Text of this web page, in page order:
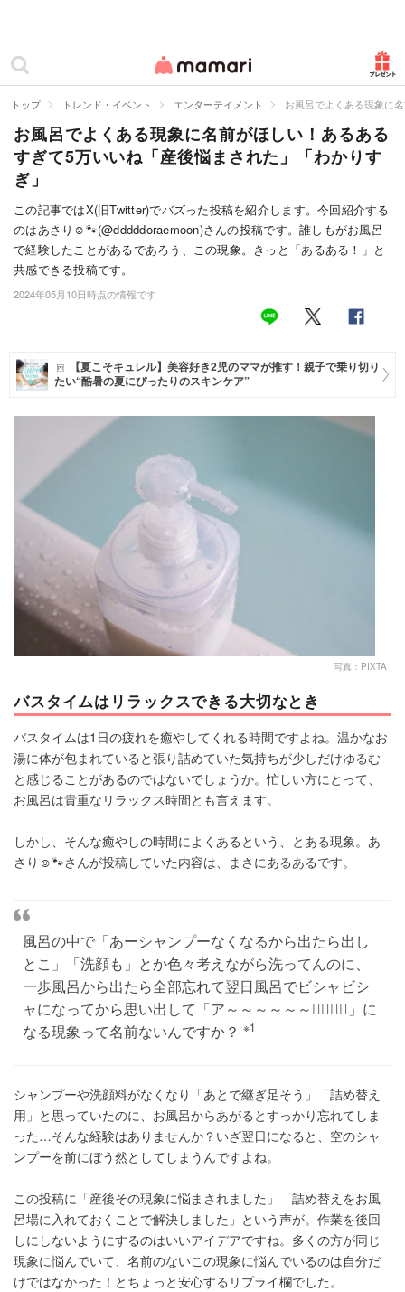
ママリ
カテゴリー一覧
妊娠
出産
赤ちゃん・育児
子育て・家族
お仕事
トレンド・イベント
トップ トレンド・イベント エンターテイメント お風呂でよくある現象に
お風呂でよくある現象に名前がほしい！あるある
すぎて5万いいね「産後悩まされた」「わかりす
ぎ」
この記事ではX(旧Twitter)でバズった投稿を紹介します。今回紹介する
のはあさり☺︎🐾(@dddddoraemoon)さんの投稿です。誰しもがお風呂
で経験したことがあるであろう、この現象。きっと「あるある！」と
共感できる投稿です。
2024年05月10日時点の情報です
【夏こそキュレル】美容好き2児のママが推す！親子で乗り切り
たい“酷暑の夏にぴったりのスキンケア”
写真：PIXTA
バスタイムはリラックスできる大切なとき
バスタイムは1日の疲れを癒やしてくれる時間ですよね。温かなお
湯に体が包まれていると張り詰めていた気持ちが少しだけゆるむ
と感じることがあるのではないでしょうか。忙しい方にとって、
お風呂は貴重なリラックス時間とも言えます。
しかし、そんな癒やしの時間によくあるという、とある現象。あ
さり☺︎🐾さんが投稿していた内容は、まさにあるあるです。
風呂の中で「あーシャンプーなくなるから出たら出し
とこ」「洗顔も」とか色々考えながら洗ってんのに、
一歩風呂から出たら全部忘れて翌日風呂でビシャビシ
ャになってから思い出して「ア～～～～～～🤦‍♀️🤦‍♀️」に
なる現象って名前ないんですか？ ※1
シャンプーや洗顔料がなくなり「あとで継ぎ足そう」「詰め替え
用」と思っていたのに、お風呂からあがるとすっかり忘れてしま
った…そんな経験はありませんか？いざ翌日になると、空のシャ
ンプーを前にぼう然としてしまうんですよね。
この投稿に「産後その現象に悩まされました」「詰め替えをお風
呂場に入れておくことで解決しました」という声が。作業を後回
しにしないようにするのはいいアイデアですね。多くの方が同じ
現象に悩んでいて、名前のないこの現象に悩んでいるのは自分だ
けではなかった！とちょっと安心するリプライ欄でした。